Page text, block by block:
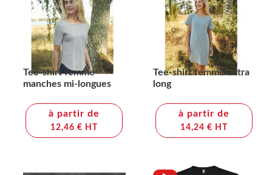
Tee-shirt femme
manches mi-longues
à partir de
12,46 € HT
Tee-shirt femme extra
long
à partir de
14,24 € HT